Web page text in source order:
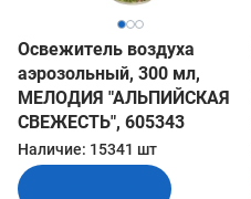
Освежитель воздуха
аэрозольный, 300 мл,
МЕЛОДИЯ "АЛЬПИЙСКАЯ
СВЕЖЕСТЬ", 605343
Наличие: 15341 шт